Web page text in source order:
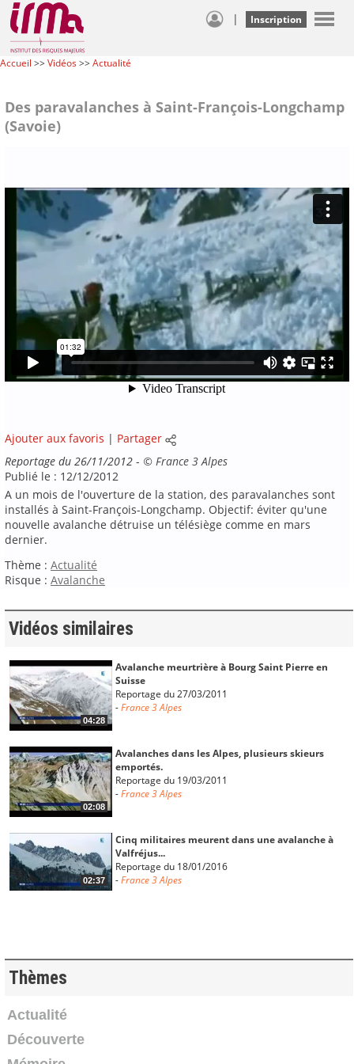
| Inscription
Accueil >>Vidéos>>Actualité
Des paravalanches à Saint-François-Longchamp
(Savoie)
Ajouter aux favoris | Partager
Reportage du 26/11/2012 - © France 3 Alpes
Publié le : 12/12/2012
A un mois de l'ouverture de la station, des paravalanches sont
installés à Saint-François-Longchamp. Objectif: éviter qu'une
nouvelle avalanche détruise un télésiège comme en mars
dernier.
Thème : Actualité
Risque : Avalanche
Vidéos similaires
04:28
Avalanche meurtrière à Bourg Saint Pierre en
Suisse
Reportage du 27/03/2011
-France 3 Alpes
02:08
Avalanches dans les Alpes, plusieurs skieurs
emportés.
Reportage du 19/03/2011
-France 3 Alpes
02:37
Cinq militaires meurent dans une avalanche à
Valfréjus...
Reportage du 18/01/2016
-France 3 Alpes
Thèmes
Actualité
Découverte